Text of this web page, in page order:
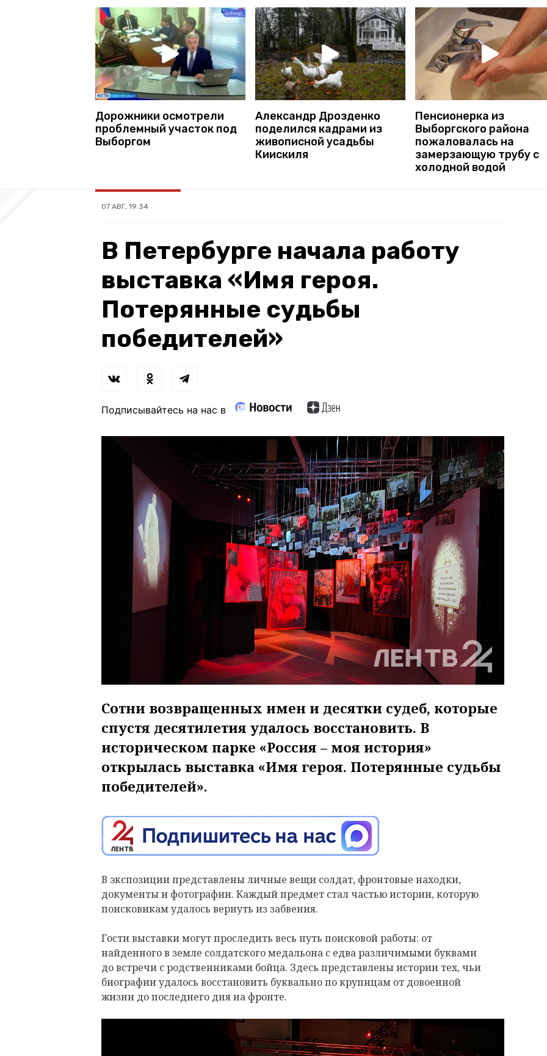
Дорожники осмотрели
проблемный участок под
Выборгом
Александр Дрозденко
поделился кадрами из
живописной усадьбы
Киискиля
Пенсионерка из
Выборгского района
пожаловалась на
замерзающую трубу с
холодной водой
07 АВГ, 19:34
В Петербурге начала работу
выставка «Имя героя.
Потерянные судьбы
победителей»
Подписывайтесь на нас в
Сотни возвращенных имен и десятки судеб, которые
спустя десятилетия удалось восстановить. В
историческом парке «Россия – моя история»
открылась выставка «Имя героя. Потерянные судьбы
победителей».
В экспозиции представлены личные вещи солдат, фронтовые находки,
документы и фотографии. Каждый предмет стал частью истории, которую
поисковикам удалось вернуть из забвения.
Гости выставки могут проследить весь путь поисковой работы: от
найденного в земле солдатского медальона с едва различимыми буквами
до встречи с родственниками бойца. Здесь представлены истории тех, чьи
биографии удалось восстановить буквально по крупицам от довоенной
жизни до последнего дня на фронте.